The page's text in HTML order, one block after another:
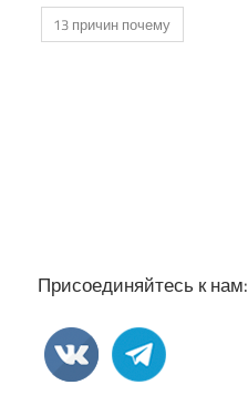
13 причин почему
Присоединяйтесь к нам: